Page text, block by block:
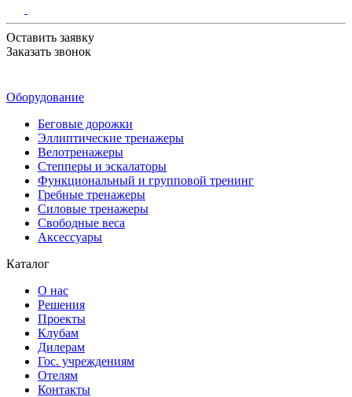
Оставить заявку
Заказать звонок
Оборудование
Беговые дорожки
Эллиптические тренажеры
Велотренажеры
Степперы и эскалаторы
Функциональный и групповой тренинг
Гребные тренажеры
Силовые тренажеры
Свободные веса
Аксессуары
Каталог
О нас
Решения
Проекты
Клубам
Дилерам
Гос. учреждениям
Отелям
Контакты